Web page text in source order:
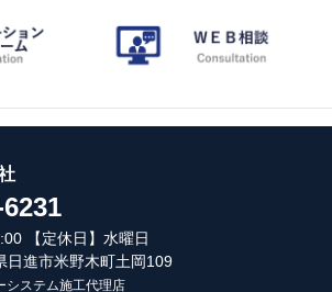
【定休日】水曜日
日進市米野木町土岡109
システム施工代理店